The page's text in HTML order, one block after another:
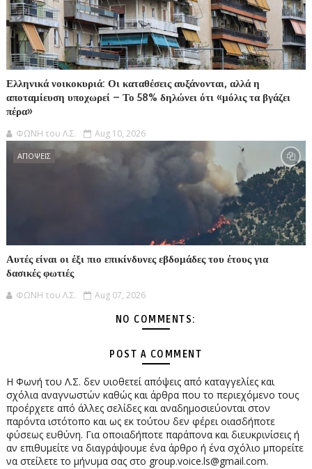
Ελληνικά νοικοκυριά: Οι καταθέσεις αυξάνονται, αλλά η
αποταμίευση υποχωρεί – Το 58% δηλώνει ότι «μόλις τα βγάζει
πέρα»
ΦΩΝΗ του Λ.Σ. Aug 10, 2026
ΑΠΟΨΕΙΣ
Αυτές είναι οι έξι πιο επικίνδυνες εβδομάδες του έτους για
δασικές φωτιές
ΦΩΝΗ του Λ.Σ. Aug 07, 2026
NO COMMENTS:
POST A COMMENT
Η Φωνή του Λ.Σ. δεν υιοθετεί απόψεις από καταγγελίες και
σχόλια αναγνωστών καθώς και άρθρα που το περιεχόμενο τους
προέρχετε από άλλες σελίδες και αναδημοσιεύονται στον
παρόντα ιστότοπο και ως εκ τούτου δεν φέρει οιασδήποτε
φύσεως ευθύνη. Για οποιαδήποτε παράπονα και διευκρινίσεις ή
αν επιθυμείτε να διαγράψουμε ένα άρθρο ή ένα σχόλιο μπορείτε
να στείλετε το μήνυμα σας στο group.voice.ls@gmail.com.